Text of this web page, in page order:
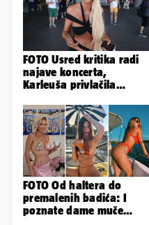
FOTO Usred kritika radi
najave koncerta,
Karleuša privlačila
aerodromu
FOTO Od haltera do
premalenih badića: I
poznate dame muče